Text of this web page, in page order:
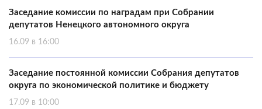
Заседание комиссии по наградам при Собрании
депутатов Ненецкого автономного округа
16.09 в 16:00
Заседание постоянной комиссии Собрания депутатов
округа по экономической политике и бюджету
17.09 в 10:00